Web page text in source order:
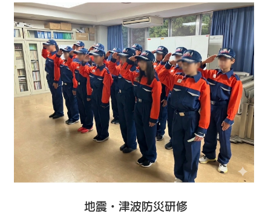
地震・津波防災研修